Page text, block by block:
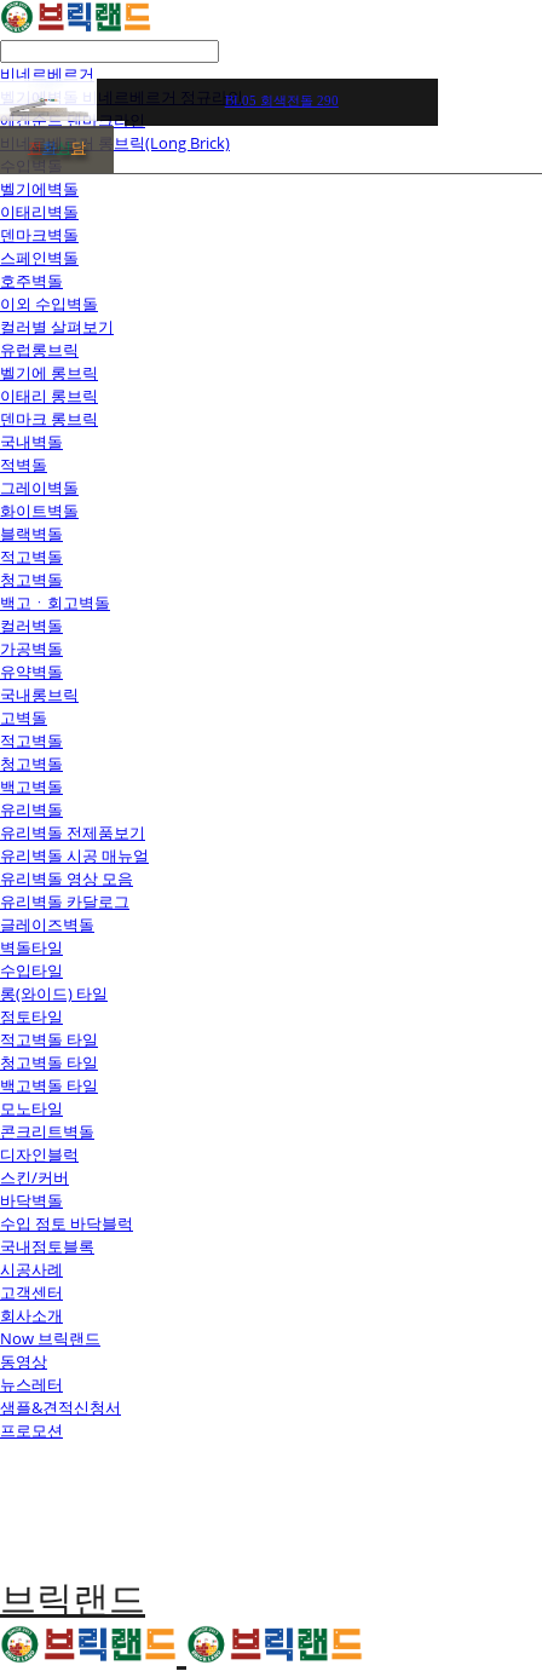
비네르베르거
벨기에벽돌 비네르베르거 정규라인
에겐순드 덴마크라인
비네르베르거 롱브릭(Long Brick)
수입벽돌
벨기에벽돌
이태리벽돌
덴마크벽돌
스페인벽돌
호주벽돌
이외 수입벽돌
컬러별 살펴보기
유럽롱브릭
벨기에 롱브릭
이태리 롱브릭
덴마크 롱브릭
국내벽돌
적벽돌
그레이벽돌
화이트벽돌
블랙벽돌
적고벽돌
청고벽돌
백고ㆍ회고벽돌
컬러벽돌
가공벽돌
유약벽돌
국내롱브릭
고벽돌
적고벽돌
청고벽돌
백고벽돌
유리벽돌
유리벽돌 전제품보기
유리벽돌 시공 매뉴얼
유리벽돌 영상 모음
유리벽돌 카달로그
글레이즈벽돌
벽돌타일
수입타일
롱(와이드) 타일
점토타일
적고벽돌 타일
청고벽돌 타일
백고벽돌 타일
모노타일
콘크리트벽돌
디자인블럭
스킨/커버
바닥벽돌
수입 점토 바닥블럭
국내점토블록
시공사례
고객센터
회사소개
Now 브릭랜드
동영상
뉴스레터
샘플&견적신청서
프로모션
브릭랜드
BL05 회색전돌 290
전화상담